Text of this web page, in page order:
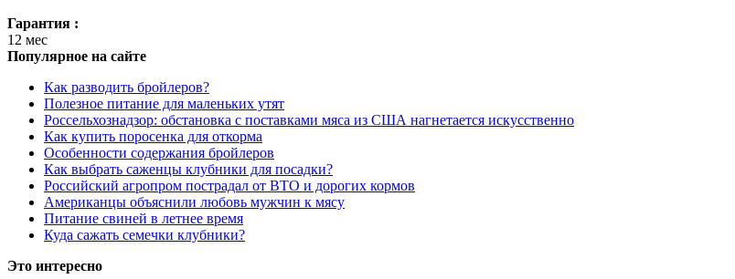
Гарантия :
12 мес
Популярное на сайте
Как разводить бройлеров?
Полезное питание для маленьких утят
Россельхознадзор: обстановка с поставками мяса из США нагнетается искусственно
Как купить поросенка для откорма
Особенности содержания бройлеров
Как выбрать саженцы клубники для посадки?
Российский агропром пострадал от ВТО и дорогих кормов
Американцы объяснили любовь мужчин к мясу
Питание свиней в летнее время
Куда сажать семечки клубники?
Это интересно